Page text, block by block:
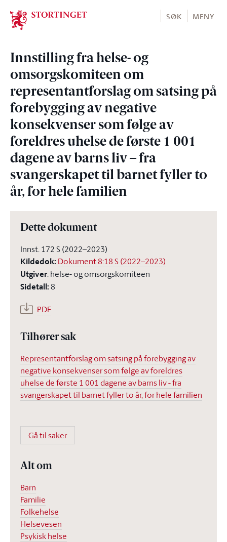
Stortinget.no
SØK MENY
Innstilling fra helse- og
omsorgskomiteen om
representantforslag om satsing på
forebygging av negative
konsekvenser som følge av
foreldres uhelse de første 1 001
dagene av barns liv – fra
svangerskapet til barnet fyller to
år, for hele familien
Dette dokument
Innst. 172 S (2022–2023)
Kildedok: Dokument 8:18 S (2022–2023)
Utgiver:helse- og omsorgskomiteen
Sidetall:8
PDF
Tilhører sak
Representantforslag om satsing på forebygging av
negative konsekvenser som følge av foreldres
uhelse de første 1 001 dagene av barns liv - fra
svangerskapet til barnet fyller to år, for hele familien
Gå til saker
Alt om
Barn
Familie
Folkehelse
Helsevesen
Psykisk helse